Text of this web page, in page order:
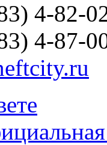
4-82-
4-87-